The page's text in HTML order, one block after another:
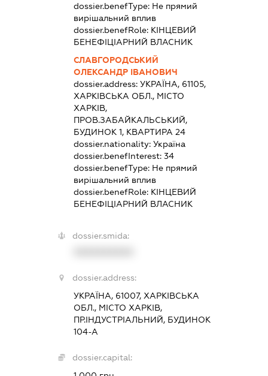
dossier.benefType: Не прямий
вирішальний вплив
dossier.benefRole: КІНЦЕВИЙ
БЕНЕФІЦІАРНИЙ ВЛАСНИК
СЛАВГОРОДСЬКИЙ
ОЛЕКСАНДР ІВАНОВИЧ
dossier.address: УКРАЇНА, 61105,
ХАРКІВСЬКА ОБЛ., МІСТО
ХАРКІВ,
ПРОВ.ЗАБАЙКАЛЬСЬКИЙ,
БУДИНОК 1, КВАРТИРА 24
dossier.nationality: Україна
dossier.benefInterest: 34
dossier.benefType: Не прямий
вирішальний вплив
dossier.benefRole: КІНЦЕВИЙ
БЕНЕФІЦІАРНИЙ ВЛАСНИК
dossier.smida:
dossier.address:
УКРАЇНА, 61007, ХАРКІВСЬКА
ОБЛ., МІСТО ХАРКІВ,
ПР.ІНДУСТРІАЛЬНИЙ, БУДИНОК
104-А
dossier.capital: